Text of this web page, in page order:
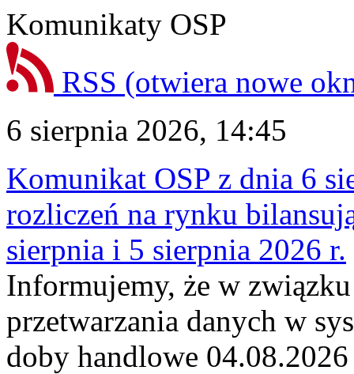
Komunikaty OSP
RSS (otwiera nowe
6 sierpnia 2026, 14:45
Komunikat OSP z dnia 6
rozliczeń na rynku
sierpnia i 5 sierpnia 2026 r.
Informujemy, że w
przetwarzania danych w
doby handlowe